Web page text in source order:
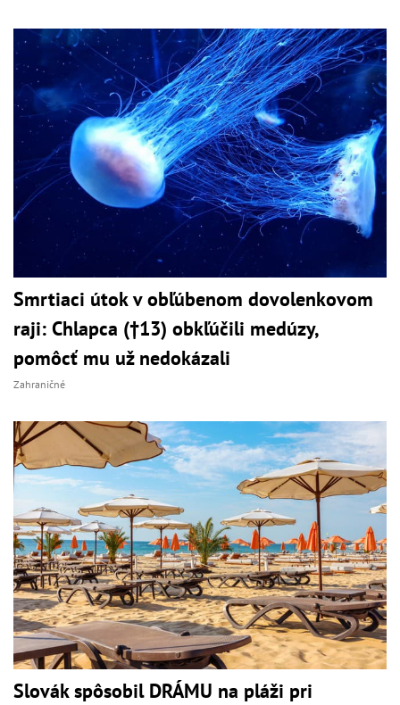
Smrtiaci útok v obľúbenom dovolenkovom
raji: Chlapca (†13) obkľúčili medúzy,
pomôcť mu už nedokázali
Zahraničné
Slovák spôsobil DRÁMU na pláži pri